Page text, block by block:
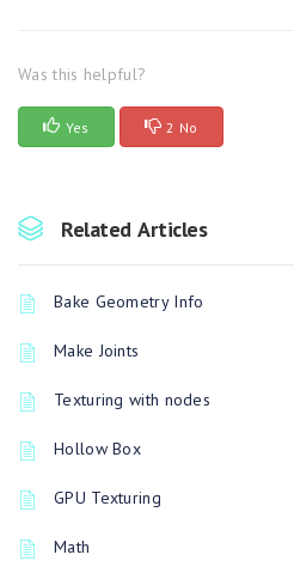
Was this helpful?
Yes 2 No
Related Articles
Bake Geometry Info
Make Joints
Texturing with nodes
Hollow Box
GPU Texturing
Math